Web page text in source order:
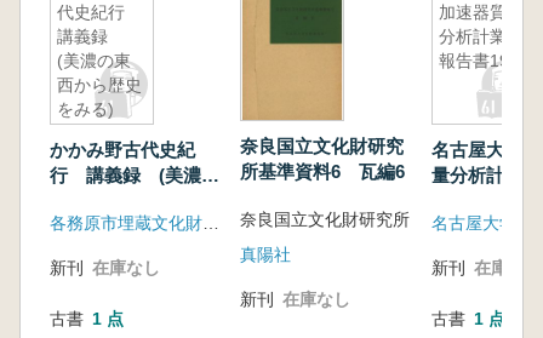
代史紀行
講義録
(美濃の東
西から歴史
をみる)
かかみ野古代史紀
行 講義録 (美濃の
新刊 在庫なし
古書 1 点
奈良国立文化財研究
所基準資料6 瓦編6
奈良国立文化財研究所
真陽社
新刊 在庫なし
加速器質量
分析計業績
報告書19
名古屋大学
量分析計業
新刊 在庫なし
古書 1 点